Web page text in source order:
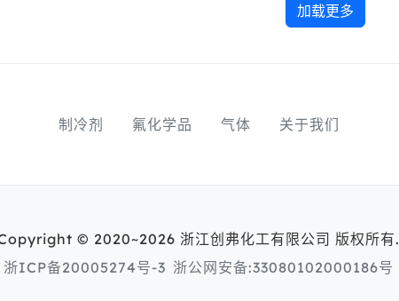
加载更多
制冷剂 氟化学品 气体 关于我们
© 2020~2026 浙江创弗化工有限公司 版权所有.
浙ICP备20005274号-3 浙公网安备:33080102000186号